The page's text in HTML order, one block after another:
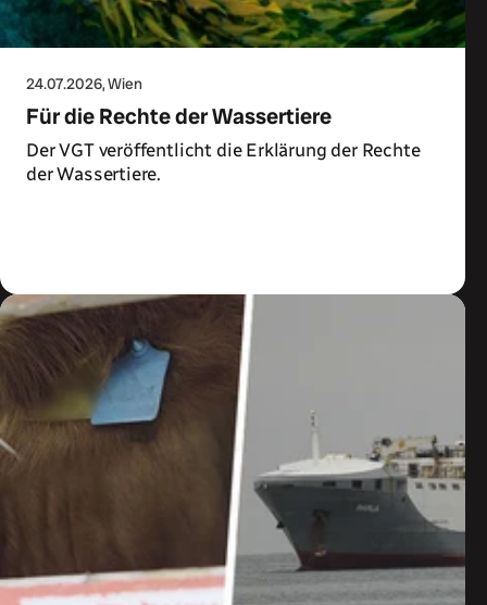
24.07.2026, Wien
Für die Rechte der Wassertiere
Der VGT veröffentlicht die Erklärung der Rechte
der Wassertiere.